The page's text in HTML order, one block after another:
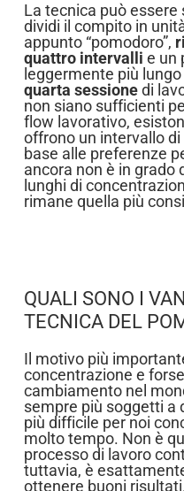
La tecnica può
dividi il compito in
appunto “pomodoro”,
quattro intervalli e un
leggermente più lungo
quarta sessionedi
non siano sufficienti
flow lavorativo,
offrono un intervallo
base alle preferenze
ancora non è in grado
lunghi di
rimane quella più
QUALI SONO I
TECNICA DEL
Il motivo più
concentrazione e
cambiamento nel
sempre più soggetti a
più difficile per noi
molto tempo. Non è
processo di lavoro
tuttavia, è
ottenere buoni